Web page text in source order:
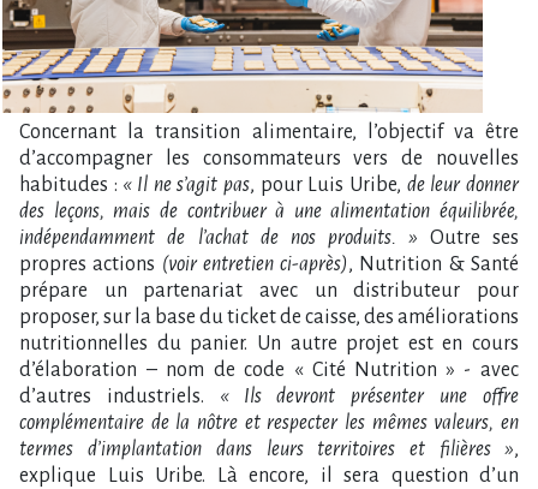
Concernant la transition alimentaire, l’objectif va être
d’accompagner les consommateurs vers de nouvelles
habitudes : « Il ne s’agit pas, pour Luis Uribe, de leur donner
des leçons, mais de contribuer à une alimentation équilibrée,
indépendamment de l’achat de nos produits. » Outre ses
propres actions (voir entretien ci-après), Nutrition & Santé
prépare un partenariat avec un distributeur pour
proposer, sur la base du ticket de caisse, des améliorations
nutritionnelles du panier. Un autre projet est en cours
d’élaboration – nom de code « Cité Nutrition » - avec
d’autres industriels. « Ils devront présenter une offre
complémentaire de la nôtre et respecter les mêmes valeurs, en
termes d’implantation dans leurs territoires et filières »,
explique Luis Uribe. Là encore, il sera question d’un